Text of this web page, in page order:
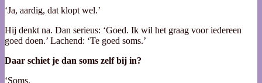
‘Ja, aardig, dat klopt wel.’
Hij denkt na. Dan serieus: ‘Goed. Ik wil het graag voor iedereen
goed doen.’ Lachend: ‘Te goed soms.’
Daar schiet je dan soms zelf bij in?
‘Soms.